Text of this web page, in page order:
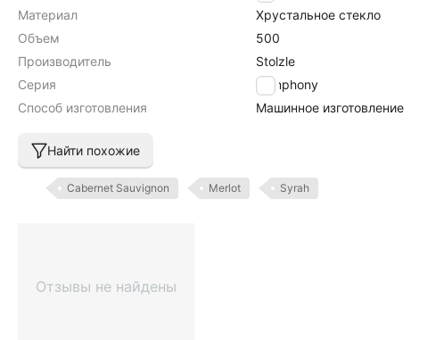
Материал
Хрустальное стекло
Объем
500
Производитель
Stolzle
Серия
Symphony
Способ изготовления
Машинное изготовление
Найти похожие
Cabernet Sauvignon Merlot Syrah
Отзывы не найдены